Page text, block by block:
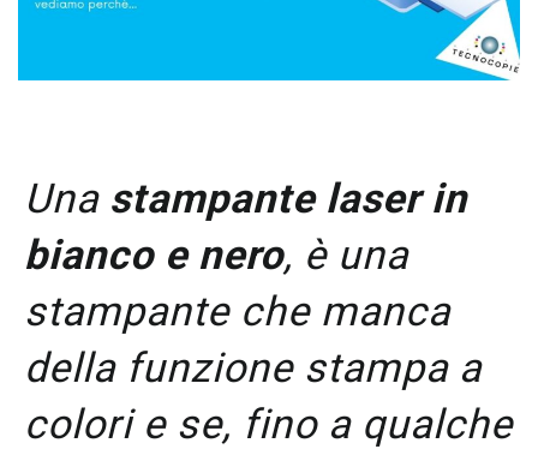
Una stampante laser in
bianco e nero, è una
stampante che manca
della funzione stampa a
colori e se, fino a qualche